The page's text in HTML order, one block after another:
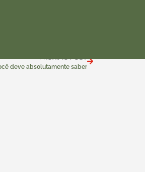
PRÓXIMO POST
deve absolutamente saber